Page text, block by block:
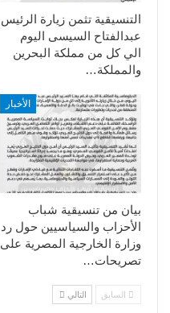
التنسيقية تثمن زيارة الرئيس
عبدالفتاح السيسى اليوم
الي كل من مملكة البحرين
والمملكة…
الأخبار
بيان من تنسيقية شباب
الأحزاب والسياسيين حول رد
وزارة الخارجية المصرية على
تصريحات…
السابق التالي